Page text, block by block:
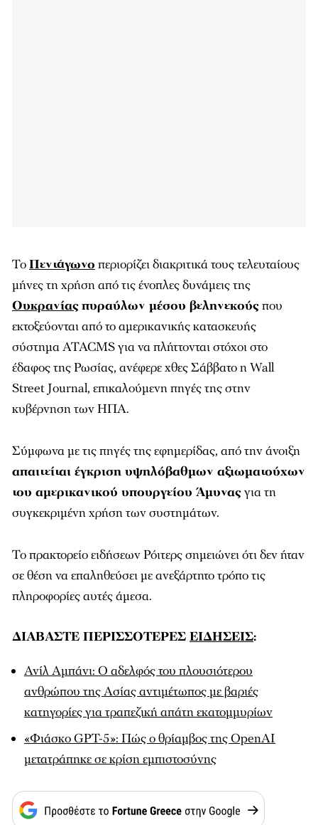
ΤοΠεντάγωνο περιορίζει διακριτικά τους τελευταίους
μήνες τη χρήση από τις ένοπλες δυνάμεις της
Ουκρανίαςπυραύλων μέσου βεληνεκούςπου
εκτοξεύονται από το αμερικανικής κατασκευής
σύστημα ATACMS για να πλήττονται στόχοι στο
έδαφος της Ρωσίας, ανέφερε χθες Σάββατο η Wall
Street Journal, επικαλούμενη πηγές της στην
κυβέρνηση των ΗΠΑ.
Σύμφωνα με τις πηγές της εφημερίδας, από την άνοιξη
απαιτείται έγκριση υψηλόβαθμων αξιωματούχων
του αμερικανικού υπουργείου Άμυναςγια τη
συγκεκριμένη χρήση των συστημάτων.
Το πρακτορείο ειδήσεων Ρόιτερς σημειώνει ότι δεν ήταν
σε θέση να επαληθεύσει με ανεξάρτητο τρόπο τις
πληροφορίες αυτές άμεσα.
ΔΙΑΒΑΣΤΕ ΠΕΡΙΣΣΟΤΕΡΕΣ ΕΙΔΗΣΕΙΣ:
Ανίλ Αμπάνι: Ο αδελφός του πλουσιότερου
ανθρώπου της Ασίας αντιμέτωπος με βαριές
κατηγορίες για τραπεζική απάτη εκατομμυρίων
«Φιάσκο GPT-5»: Πώς ο θρίαμβος της OpenAI
μετατράπηκε σε κρίση εμπιστοσύνης